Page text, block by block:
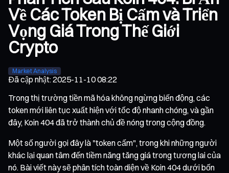
Về Các Token Bị Cấm và Triển
Vọng Giá Trong Thế Giới
Crypto
Market Analysis
Đã cập nhật:2025-11-10 08:22
Trong thị trường tiền mã hóa không ngừng biến động, các
token mới liên tục xuất hiện với tốc độ nhanh chóng, và gần
đây, Koin 404 đã trở thành chủ đề nóng trong cộng đồng.
Một số người gọi đây là "token cấm", trong khi những người
khác lại quan tâm đến tiềm năng tăng giá trong tương lai của
nó. Bài viết này sẽ phân tích toàn diện về Koin 404 dưới bốn